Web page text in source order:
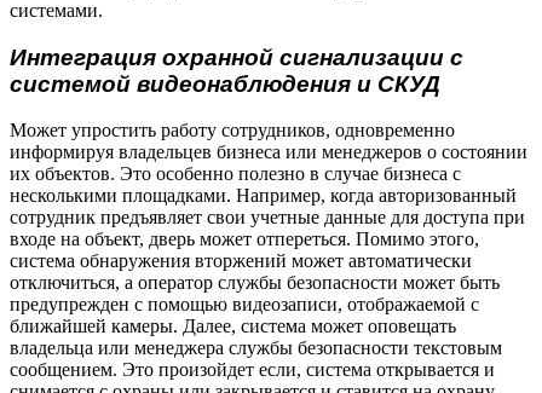
системами.
Интеграция охранной сигнализации с
системой видеонаблюдения и СКУД
Может упростить работу сотрудников, одновременно
информируя владельцев бизнеса или менеджеров о состоянии
их объектов. Это особенно полезно в случае бизнеса с
несколькими площадками. Например, когда авторизованный
сотрудник предъявляет свои учетные данные для доступа при
входе на объект, дверь может отпереться. Помимо этого,
система обнаружения вторжений может автоматически
отключиться, а оператор службы безопасности может быть
предупрежден с помощью видеозаписи, отображаемой с
ближайшей камеры. Далее, система может оповещать
владельца или менеджера службы безопасности текстовым
сообщением. Это произойдет если, система открывается и